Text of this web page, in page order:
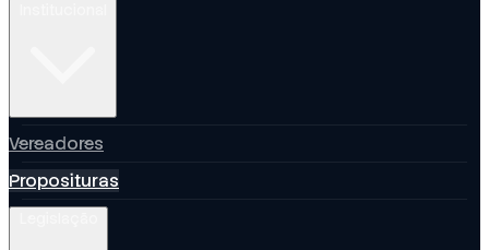
Vereadores
Proposituras